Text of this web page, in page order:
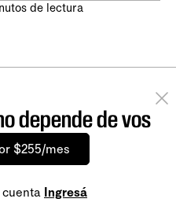
de lectura
depende de vos
$255/mes
cuenta Ingresá